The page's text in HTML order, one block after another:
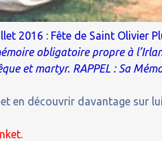
2016 : Fête de Saint Olivier
obligatoire propre à
et martyr. RAPPEL : Sa
en découvrir davantage sur